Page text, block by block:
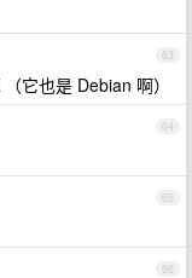
63
它也是 Debian 啊）
64
65
66